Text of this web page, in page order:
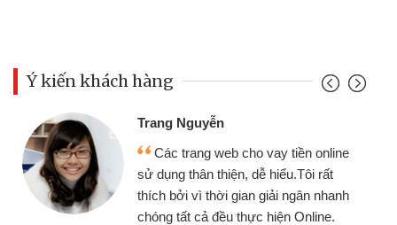
Ý kiến khách hàng
Trang Nguyễn
Các trang web cho vay tiền online
sử dụng thân thiện, dễ hiểu.Tôi rất
thích bởi vì thời gian giải ngân nhanh
chóng tất cả đều thực hiện Online.